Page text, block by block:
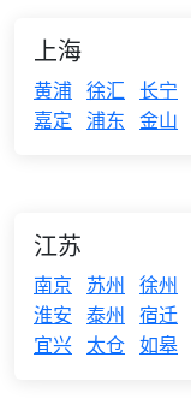
上海
黄浦 徐汇 长宁
嘉定 浦东 金山
江苏
南京 苏州 徐州
淮安 泰州 宿迁
宜兴 太仓 如皋